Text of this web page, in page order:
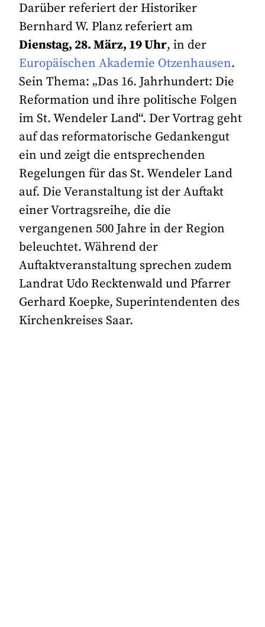
Darüber referiert der Historiker
Bernhard W. Planz referiert am
Dienstag, 28. März, 19 Uhr, in der
Europäischen Akademie Otzenhausen.
Sein Thema: „Das 16. Jahrhundert: Die
Reformation und ihre politische Folgen
im St. Wendeler Land“. Der Vortrag geht
auf das reformatorische Gedankengut
ein und zeigt die entsprechenden
Regelungen für das St. Wendeler Land
auf. Die Veranstaltung ist der Auftakt
einer Vortragsreihe, die die
vergangenen 500 Jahre in der Region
beleuchtet. Während der
Auftaktveranstaltung sprechen zudem
Landrat Udo Recktenwald und Pfarrer
Gerhard Koepke, Superintendenten des
Kirchenkreises Saar.